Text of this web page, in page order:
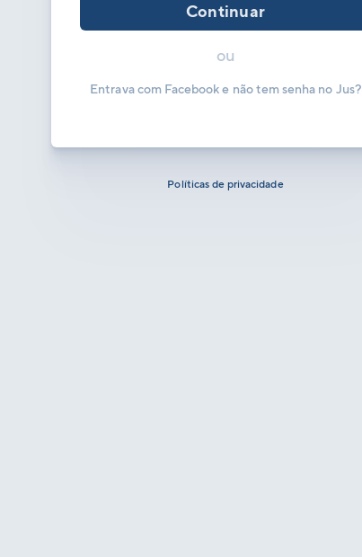
Continuar
ou
Entrava com Facebook e não tem senha no Jus?
Políticas de privacidade